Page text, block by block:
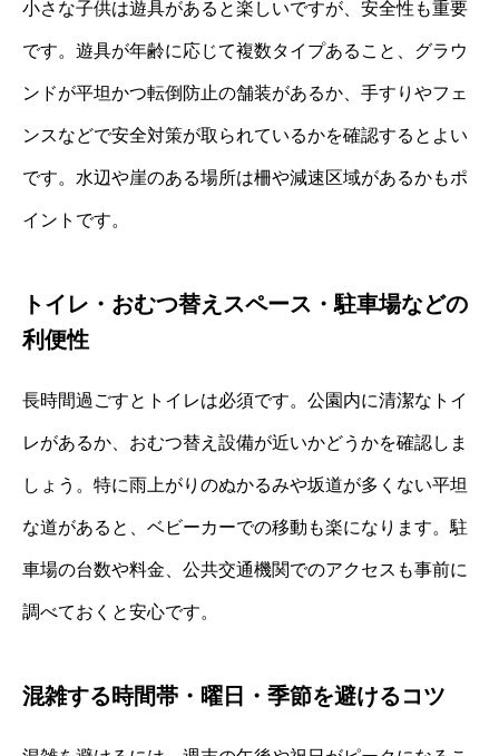
小さな子供は遊具があると楽しいですが、安全性も重要
です。遊具が年齢に応じて複数タイプあること、グラウ
ンドが平坦かつ転倒防止の舗装があるか、手すりやフェ
ンスなどで安全対策が取られているかを確認するとよい
です。水辺や崖のある場所は柵や減速区域があるかもポ
イントです。
トイレ・おむつ替えスペース・駐車場などの
利便性
長時間過ごすとトイレは必須です。公園内に清潔なトイ
レがあるか、おむつ替え設備が近いかどうかを確認しま
しょう。特に雨上がりのぬかるみや坂道が多くない平坦
な道があると、ベビーカーでの移動も楽になります。駐
車場の台数や料金、公共交通機関でのアクセスも事前に
調べておくと安心です。
混雑する時間帯・曜日・季節を避けるコツ